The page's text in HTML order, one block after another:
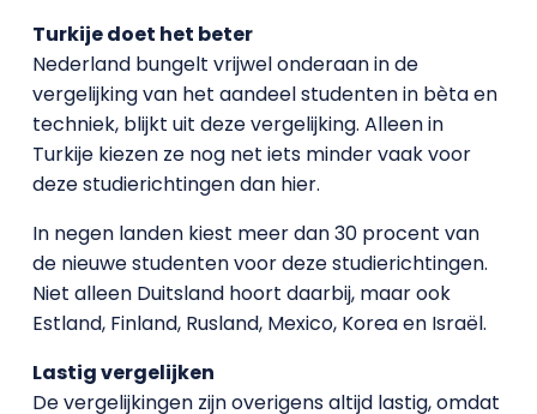
Turkije doet het beter
Nederland bungelt vrijwel onderaan in de
vergelijking van het aandeel studenten in bèta en
techniek, blijkt uit deze vergelijking. Alleen in
Turkije kiezen ze nog net iets minder vaak voor
deze studierichtingen dan hier.
In negen landen kiest meer dan 30 procent van
de nieuwe studenten voor deze studierichtingen.
Niet alleen Duitsland hoort daarbij, maar ook
Estland, Finland, Rusland, Mexico, Korea en Israël.
Lastig vergelijken
De vergelijkingen zijn overigens altijd lastig, omdat